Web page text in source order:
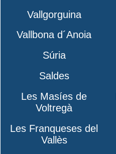
Vallgorguina
Vallbona d´Anoia
Súria
Saldes
Les Masíes de
Voltregà
Les Franqueses del
Vallès